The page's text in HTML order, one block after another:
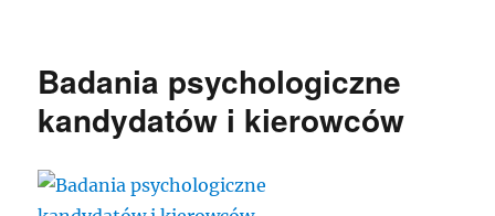
Badania psychologiczne
kandydatów i kierowców